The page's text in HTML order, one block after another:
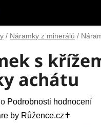
/ Náramky z minerálů /
s
achátu
Podrobnosti hodnocení
by Růžence.cz✝️